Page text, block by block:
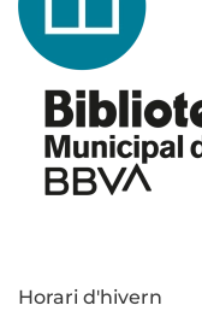
Horari d'hivern